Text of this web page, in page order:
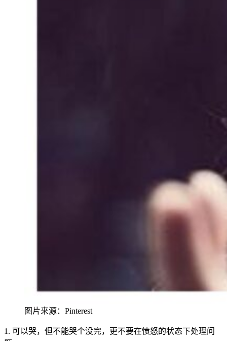
图片来源：Pinterest
1. 可以哭，但不能哭个没完，更不要在愤怒的状态下处理问